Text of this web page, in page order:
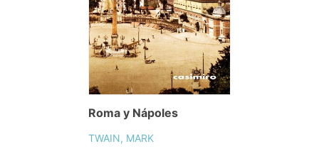
Roma y Nápoles
TWAIN, MARK